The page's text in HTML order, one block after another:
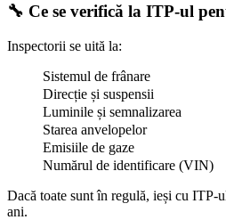
🔧 Ce se verifică la ITP-ul
Inspectorii se uită la:
Sistemul de frânare
Direcție și suspensii
Luminile și semnalizarea
Starea anvelopelor
Emisiile de gaze
Numărul de identificare (VIN)
Dacă toate sunt în regulă, ieși cu ITP-
ani.